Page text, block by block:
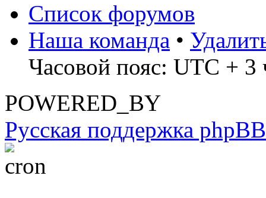
Список форумов
Наша команда •
Часовой пояс: UTC + 3
POWERED_BY
Русская поддержка phpBB